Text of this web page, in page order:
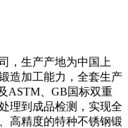
，生产产地为中国上
造加工能力，全套生产
ASTM、GB国标双重
理到成品检测，实现全
高精度的特种不锈钢锻